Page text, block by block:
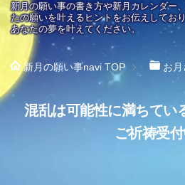
新月の願い事の書き方や新月カレンダー
たの願いを叶えるヒントをお伝えしてお
あなたの夢を叶えてください。
新月の願い事navi TOP お月
混乱は可能性に満ちてい
ご祈祷受